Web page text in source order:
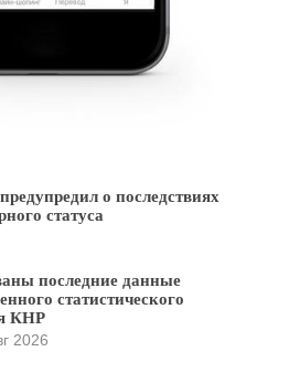
о последствиях
статуса
последние данные
статистического
КНР
2026